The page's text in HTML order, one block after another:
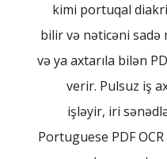
kimi portuqal
bilir və nəticəni sadə
və ya axtarıla bilən
verir. Pulsuz iş
işləyir, iri
Portuguese PDF